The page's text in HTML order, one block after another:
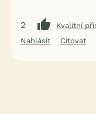
2
Kvalitní
Nahlásit
Citovat